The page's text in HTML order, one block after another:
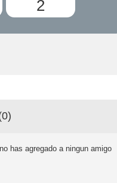
2
0)
has agregado a ningun amigo